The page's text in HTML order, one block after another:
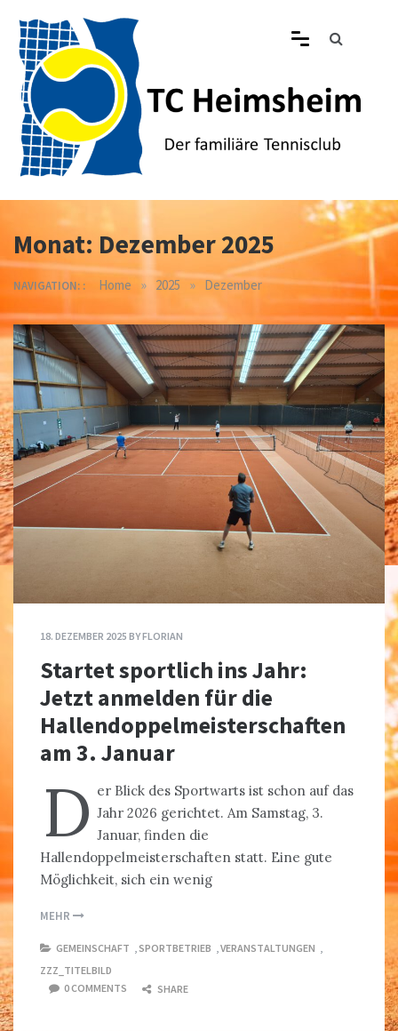
content
Tennisclub Heimsheim
Monat: Dezember 2025
NAVIGATION: : Home » 2025 » Dezember
18. DEZEMBER 2025 BYFLORIAN
Startet sportlich ins Jahr:
Jetzt anmelden für die
Hallendoppelmeisterschaften
am 3. Januar
D er Blick des Sportwarts ist schon auf das
Jahr 2026 gerichtet. Am Samstag, 3.
Januar, finden die
Hallendoppelmeisterschaften statt. Eine gute
Möglichkeit, sich ein wenig
MEHR
GEMEINSCHAFT SPORTBETRIEB VERANSTALTUNGEN
ZZZ_TITELBILD
0 COMMENTS
SHARE